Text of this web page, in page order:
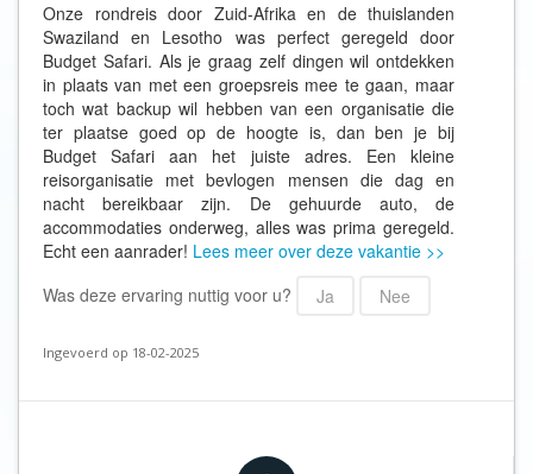
Onze rondreis door Zuid-Afrika en de thuislanden
Swaziland en Lesotho was perfect geregeld door
Budget Safari. Als je graag zelf dingen wil ontdekken
in plaats van met een groepsreis mee te gaan, maar
toch wat backup wil hebben van een organisatie die
ter plaatse goed op de hoogte is, dan ben je bij
Budget Safari aan het juiste adres. Een kleine
reisorganisatie met bevlogen mensen die dag en
nacht bereikbaar zijn. De gehuurde auto, de
accommodaties onderweg, alles was prima geregeld.
Echt een aanrader! Lees meer over deze vakantie >>
Was deze ervaring nuttig voor u?
Ja Nee
Ingevoerd op 18-02-2025